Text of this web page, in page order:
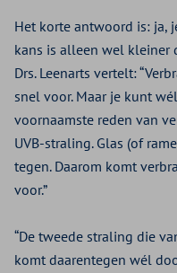
Het korte antwoord is: ja,
kans is alleen wel kleiner
Drs. Leenarts vertelt:
snel voor. Maar je kunt
voornaamste reden van
UVB-straling. Glas (of
tegen. Daarom komt
voor.”
“De tweede straling die
komt daarentegen wél